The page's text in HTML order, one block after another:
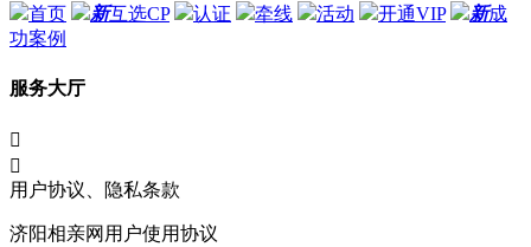
首页
新互选CP 认证 牵线 活动 开通VIP 新成
功案例
服务大厅


用户协议、隐私条款
济阳相亲网 用户使用协议